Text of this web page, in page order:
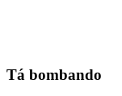
Tá bombando